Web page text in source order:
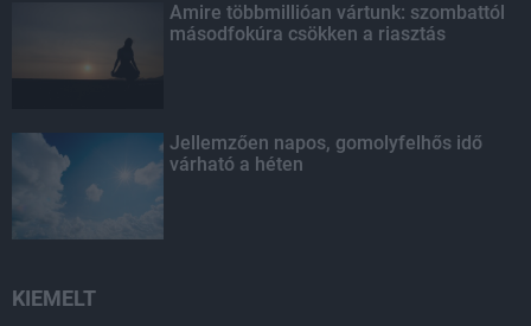
Amire többmillióan vártunk: szombattól
másodfokúra csökken a riasztás
Jellemzően napos, gomolyfelhős idő
várható a héten
KIEMELT